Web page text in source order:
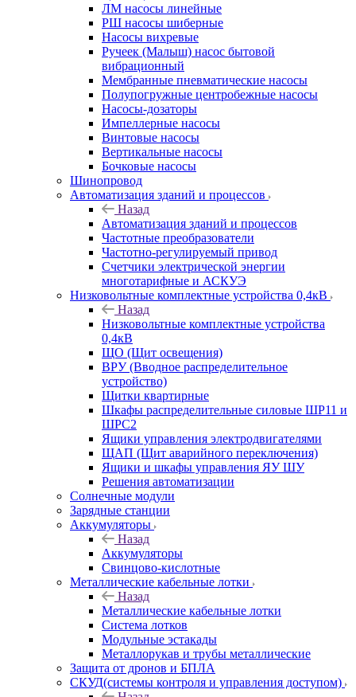
ЛМ насосы линейные
РШ насосы шиберные
Насосы вихревые
Ручеек (Малыш) насос бытовой
вибрационный
Мембранные пневматические насосы
Полупогружные центробежные насосы
Насосы-дозаторы
Импеллерные насосы
Винтовые насосы
Вертикальные насосы
Бочковые насосы
Шинопровод
Автоматизация зданий и процессов
Назад
Автоматизация зданий и процессов
Частотные преобразователи
Частотно-регулируемый привод
Счетчики электрической энергии
многотарифные и АСКУЭ
Низковольтные комплектные устройства 0,4кВ
Назад
Низковольтные комплектные устройства
0,4кВ
ЩО (Щит освещения)
ВРУ (Вводное распределительное
устройство)
Щитки квартирные
Шкафы распределительные силовые ШР11 и
ШРС2
Ящики управления электродвигателями
ЩАП (Щит аварийного переключения)
Ящики и шкафы управления ЯУ ШУ
Решения автоматизации
Солнечные модули
Зарядные станции
Аккумуляторы
Назад
Аккумуляторы
Свинцово-кислотные
Металлические кабельные лотки
Назад
Металлические кабельные лотки
Система лотков
Модульные эстакады
Металлорукав и трубы металлические
Защита от дронов и БПЛА
СКУД(системы контроля и управления доступом)